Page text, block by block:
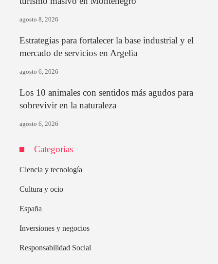
agosto 8, 2026
Estrategias para fortalecer la base industrial y el
mercado de servicios en Argelia
agosto 6, 2026
Los 10 animales con sentidos más agudos para
sobrevivir en la naturaleza
agosto 6, 2026
Categorías
Ciencia y tecnología
Cultura y ocio
España
Inversiones y negocios
Responsabilidad Social